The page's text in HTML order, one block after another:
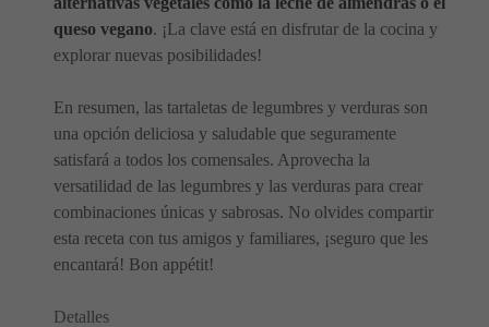
queso vegano. ¡La clave está en disfrutar de la cocina y
explorar nuevas posibilidades!
En resumen, las tartaletas de legumbres y verduras son
una opción deliciosa y saludable que seguramente
satisfará a todos los comensales. Aprovecha la
versatilidad de las legumbres y las verduras para crear
combinaciones únicas y sabrosas. No olvides compartir
esta receta con tus amigos y familiares, ¡seguro que les
encantará! Bon appétit!
Detalles